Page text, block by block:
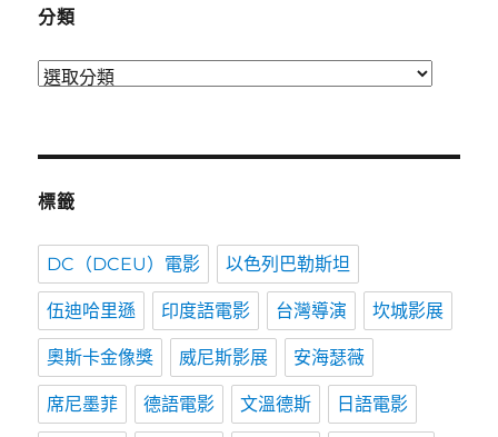
分類
分
標籤
DC（DCEU）電影 以色列巴勒斯坦
伍迪哈里遜 印度語電影 台灣導演 坎城影展
奧斯卡金像獎 威尼斯影展 安海瑟薇
席尼墨菲 德語電影 文溫德斯 日語電影